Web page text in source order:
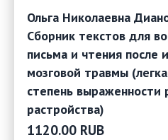
Ольга Николаевна
Сборник текстов для
письма и чтения после
мозговой травмы
степень выраженности
растройства)
1120.00 RUB